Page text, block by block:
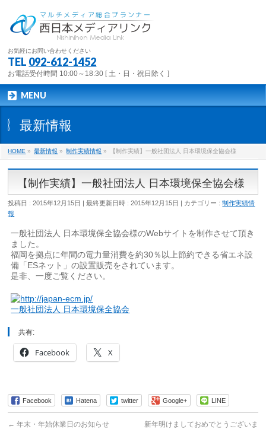
お気軽にお問い合わせください
TEL 092-612-1452
お電話受付時間 10:00～18:30 [ 土・日・祝日除く ]
MENU
最新情報
HOME » 最新情報 » 制作実績情報 » 【制作実績】一般社団法人 日本環境保全協会様
【制作実績】一般社団法人 日本環境保全協会様
投稿日 : 2015年12月15日 最終更新日時 : 2015年12月15日 カテゴリー :制作実績情
報
一般社団法人 日本環境保全協会様のWebサイトを制作させて頂き
ました。
福岡を拠点に年間の電力量消費を約30％以上節約できる省エネ設
備「ESネット」の設置販売をされています。
是非、一度ご覧ください。
一般社団法人 日本環境保全協会
共有:
Facebook X
Facebook Hatena twitter Google+ LINE
← 年末・年始休業日のお知らせ
新年明けましておめでとうございま